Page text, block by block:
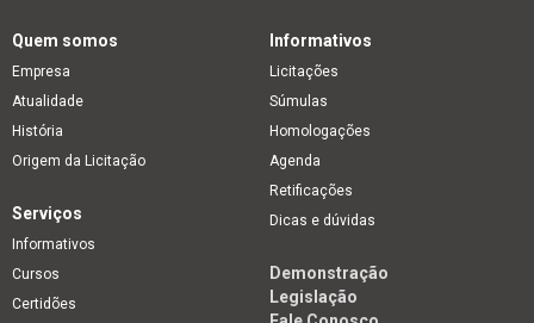
Quem somos
Empresa
Atualidade
História
Origem da Licitação
Informativos
Licitações
Súmulas
Homologações
Agenda
Retificações
Dicas e dúvidas
Serviços
Informativos
Cursos
Certidões
Demonstração
Legislação